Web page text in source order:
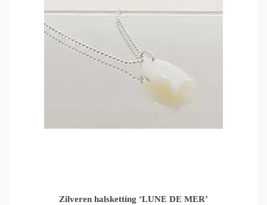
Zilveren halsketting ‘LUNE DE MER’